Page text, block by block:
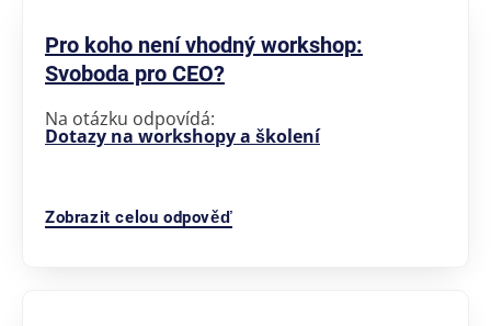
Pro koho není vhodný workshop:
Svoboda pro CEO?
Na otázku odpovídá:
Dotazy na workshopy a školení
Zobrazit celou odpověď